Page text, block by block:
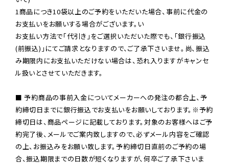
1商品につき10袋以上のご予約をいただいた場合、事前に代金の
お支払いをお願いする場合がございます。い
お支払い方法で「代引き」をご選択いただいた際でも、「銀行振込
(前振込)」にてご請求となりますので、ご了承下さいませ。尚、振込
み期限内にお支払いただけない場合は、恐れ入りますがキャンセ
ル扱いとさせていただきます。
■ 予約商品の事前入金についてメーカーへの発注の都合上、予
約締切日までに銀行振込でお支払いをお願いしております。※予約
締切日は、商品ページに記載しております。対象のお客様へはご予
約完了後、メールでご案内致しますので、必ずメール内容をご確認
の上、お振込みをお願い致します。予約締切日直前のご予約の場
合、振込期限までの日数が短くなりますが、何卒ご了承下さいま